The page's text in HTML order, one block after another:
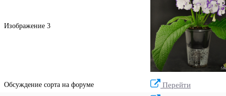
Изображение 3
Обсуждение сорта на форуме Перейти